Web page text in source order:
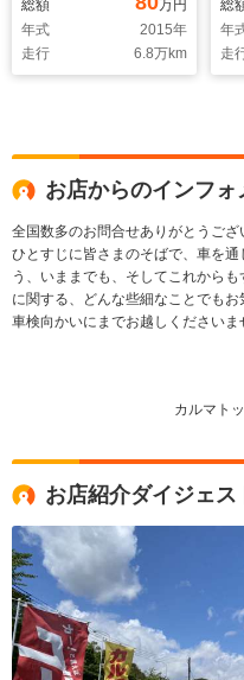
タート インテリキ
ー 純正アルミ 買取
直売車両
総額
万円
年式
2015年
走行
6.8万km
プ
正
ス
売
総
年
走
お店からのインフォ
全国数多のお問合せありがとうご
ひとすじに皆さまのそばで、車を
う、いままでも、そしてこれから
に関する、どんな些細なことでも
車検向かいにまでお越しください
カルマト
お店紹介ダイジェス